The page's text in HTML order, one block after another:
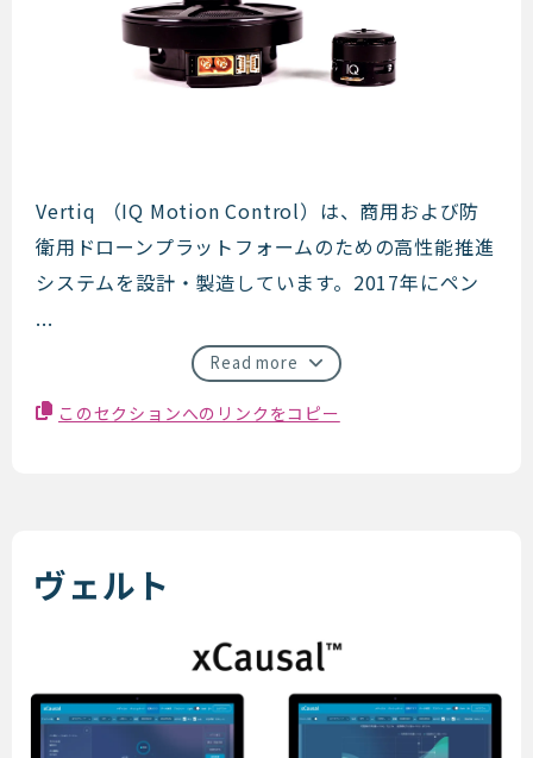
Vertiq
Vertiq （IQ Motion Control）は、商用および防
衛用ドローンプラットフォームのための高性能推進
システムを設計・製造しています。2017年にペン
...
Read more
このセクションへのリンクをコピー
ヴェルト